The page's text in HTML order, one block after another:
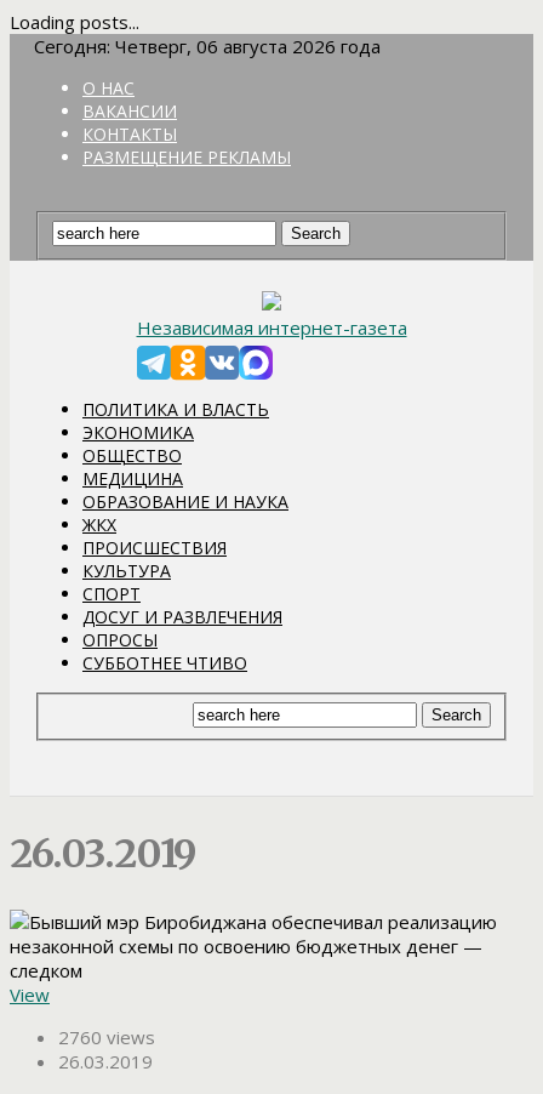
Loading posts...
Сегодня: Четверг, 06 августа 2026 года
О НАС
ВАКАНСИИ
КОНТАКТЫ
РАЗМЕЩЕНИЕ РЕКЛАМЫ
Независимая интернет-газета
ПОЛИТИКА И ВЛАСТЬ
ЭКОНОМИКА
ОБЩЕСТВО
МЕДИЦИНА
ОБРАЗОВАНИЕ И НАУКА
ЖКХ
ПРОИСШЕСТВИЯ
КУЛЬТУРА
СПОРТ
ДОСУГ И РАЗВЛЕЧЕНИЯ
ОПРОСЫ
СУББОТНЕЕ ЧТИВО
26.03.2019
View
2760 views
26.03.2019